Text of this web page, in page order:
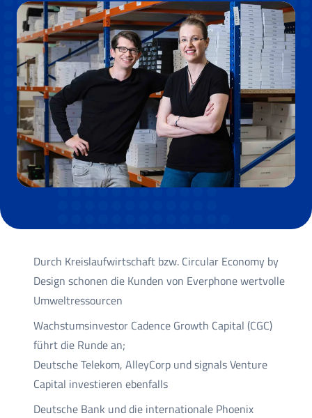
Durch Kreislaufwirtschaft bzw. Circular Economy by
Design schonen die Kunden von Everphone wertvolle
Umweltressourcen
Wachstumsinvestor Cadence Growth Capital (CGC)
führt die Runde an;
Deutsche Telekom, AlleyCorp und signals Venture
Capital investieren ebenfalls
Deutsche Bank und die internationale Phoenix